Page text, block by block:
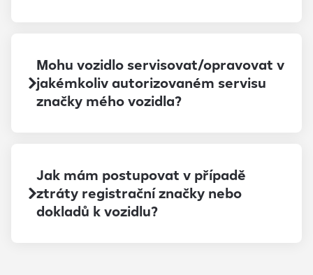
Mohu vozidlo servisovat/opravovat v
jakémkoliv autorizovaném servisu
značky mého vozidla?
Jak mám postupovat v případě
ztráty registrační značky nebo
dokladů k vozidlu?